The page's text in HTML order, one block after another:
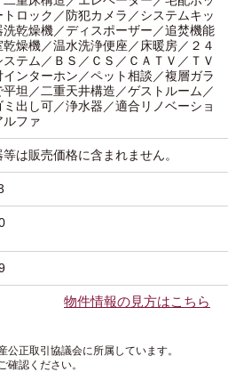
トロック／防犯カメラ／システムキッ
洗乾燥機／ディスポーザー／追焚機能
燥機／温水洗浄便座／床暖房／２４
テム／ＢＳ／ＣＳ／ＣＡＴＶ／ＴＶ
インターホン／ペット相談／複層ガラ
平坦／二重天井構造／ゲストルーム／
ミ出し可／浄水器／適合リノベーショ
ルファ
は販売価格に含まれません。
物件情報の見方はこちら
正取引協議会に所属しています。
確認ください。